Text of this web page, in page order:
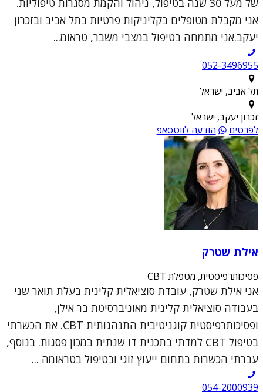
של מעל 30 שנה בטיפול, ניהול והקמת מסגרות טיפוליות.
אני מקבלת מטופלים בקליניקות פרטיות בתל אביב ובזכרון
יעקב.אני מתמחה בטיפול במצבי משבר, טראומ...
052-3496955
תל אביב, ישראל
זכרון יעקב, ישראל
לפרטים
הודעה לווטסאפ
אילת שטרק
פסיכותרפיסטית, מטפלת CBT
אני אילת שטרק, עובדת סוציאלית קלינית בעלת תואר שני
בעבודה סוציאלית קלינית מאוניברסיטת בר אילן,
ופסיכותרפיסטית קוגניטיבית התנהגותית CBT. את הכשרתי
בטיפול CBT למדתי בתכנית דו שנתית במכון פסגות. בנוסף,
עברתי הכשרות בתחום ייעוץ זוגי ובטיפול בטראומה ...
054-2000939